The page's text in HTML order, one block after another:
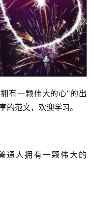
有一颗伟大的心”的出
的范文，欢迎学习。
通人拥有一颗伟大的